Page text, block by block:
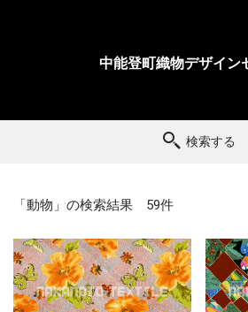
中能登町織物デザイン
検索する
「動物」の検索結果 59件